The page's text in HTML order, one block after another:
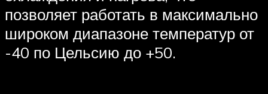
позволяет работать в максимально
широком диапазоне температур от
-40 по Цельсию до +50.